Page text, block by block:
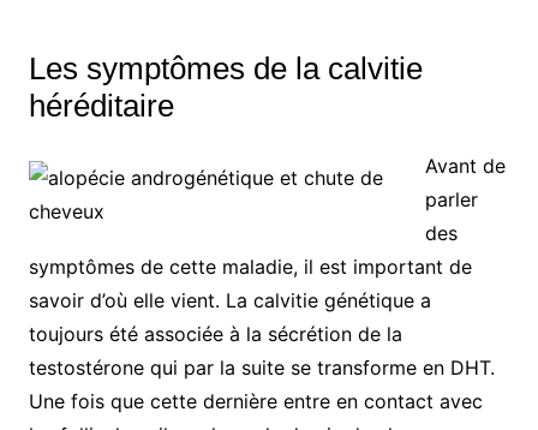
Les symptômes de la calvitie
héréditaire
Avant de
parler
des
symptômes de cette maladie, il est important de
savoir d’où elle vient. La calvitie génétique a
toujours été associée à la sécrétion de la
testostérone qui par la suite se transforme en DHT.
Une fois que cette dernière entre en contact avec